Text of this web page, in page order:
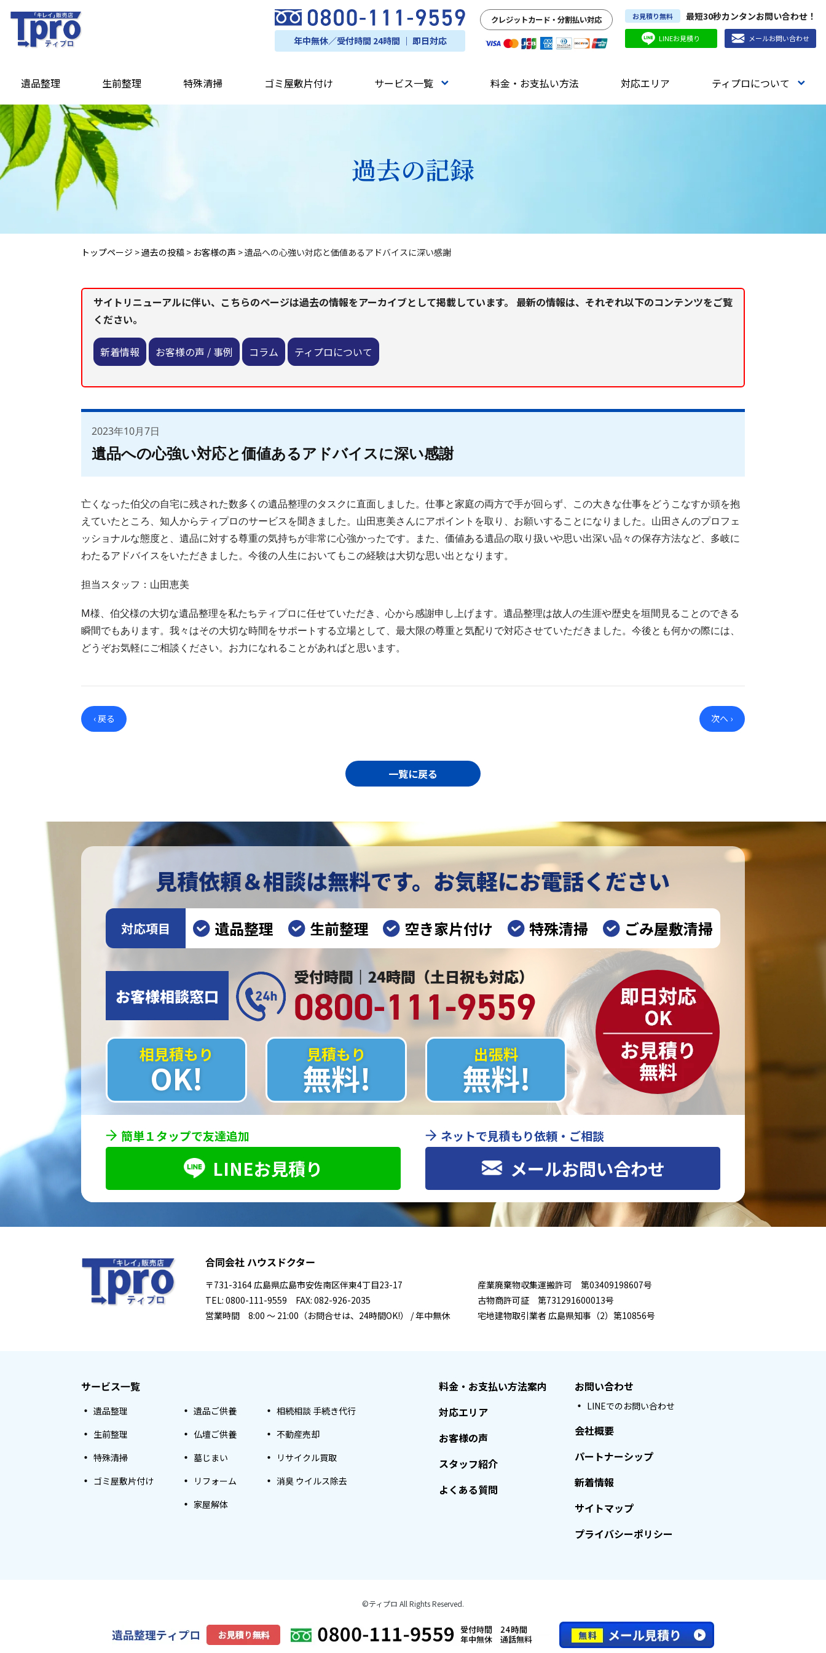
年中無休／受付時間 24時間 ｜ 即日対応
クレジットカード・分割払い対応 お見積り無料 最短30秒カンタンお問い合わせ！
LINEお見積り メールお問い合わせ
遺品整理 生前整理 特殊清掃 ゴミ屋敷片付け サービス一覧 料金・お支払い方法 対応エリア ティプロについて
過去の記録
トップページ >過去の投稿 > お客様の声 >遺品への心強い対応と価値あるアドバイスに深い感謝
サイトリニューアルに伴い、こちらのページは過去の情報をアーカイブとして掲載しています。 最新の情報は、それぞれ以下のコンテンツをご覧
ください。
新着情報 お客様の声 / 事例 コラム ティプロについて
2023年10月7日
遺品への心強い対応と価値あるアドバイスに深い感謝
亡くなった伯父の自宅に残された数多くの遺品整理のタスクに直面しました。仕事と家庭の両方で手が回らず、この大きな仕事をどうこなすか頭を抱
えていたところ、知人からティプロのサービスを聞きました。山田恵美さんにアポイントを取り、お願いすることになりました。山田さんのプロフェ
ッショナルな態度と、遺品に対する尊重の気持ちが非常に心強かったです。また、価値ある遺品の取り扱いや思い出深い品々の保存方法など、多岐に
わたるアドバイスをいただきました。今後の人生においてもこの経験は大切な思い出となります。
担当スタッフ：山田恵美
M様、伯父様の大切な遺品整理を私たちティプロに任せていただき、心から感謝申し上げます。遺品整理は故人の生涯や歴史を垣間見ることのできる
瞬間でもあります。我々はその大切な時間をサポートする立場として、最大限の尊重と気配りで対応させていただきました。今後とも何かの際には、
どうぞお気軽にご相談ください。お力になれることがあればと思います。
‹ 戻る 次へ ›
一覧に戻る
見積依頼＆相談は無料です。 お気軽にお電話ください
対応項目 遺品整理 生前整理 空き家片付け 特殊清掃 ごみ屋敷清掃
お客様相談窓口
相見積もり
OK!
見積もり
無料!
出張料
無料!
簡単１タップで友達追加
LINEお見積り
ネットで見積もり依頼・ご相談
メールお問い合わせ
合同会社 ハウスドクター
〒731-3164 広島県広島市安佐南区伴東4丁目23-17
TEL: 0800-111-9559 FAX: 082-926-2035
営業時間 8:00 ～ 21:00（お問合せは、24時間OK!） / 年中無休
産業廃棄物収集運搬許可 第03409198607号
古物商許可証 第731291600013号
宅地建物取引業者 広島県知事（2）第10856号
サービス一覧
遺品整理
生前整理
特殊清掃
ゴミ屋敷片付け
遺品ご供養
仏壇ご供養
墓じまい
リフォーム
家屋解体
相続相談 手続き代行
不動産売却
リサイクル買取
消臭 ウイルス除去
料金・お支払い方法案内
対応エリア
お客様の声
スタッフ紹介
よくある質問
お問い合わせ
LINEでのお問い合わせ
会社概要
パートナーシップ
新着情報
サイトマップ
プライバシーポリシー
©ティプロ All Rights Reserved.